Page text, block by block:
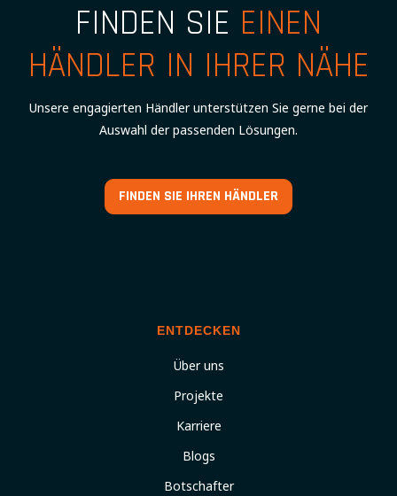
FINDEN SIE EINEN
HÄNDLER IN IHRER NÄHE
Unsere engagierten Händler unterstützen Sie gerne bei der
Auswahl der passenden Lösungen.
FINDEN SIE IHREN HÄNDLER
ENTDECKEN
Über uns
Projekte
Karriere
Blogs
Botschafter